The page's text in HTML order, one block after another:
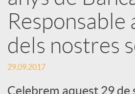
x
e
s
Responsable
dels nostres
29.09.2017
Celebrem aquest 29 de